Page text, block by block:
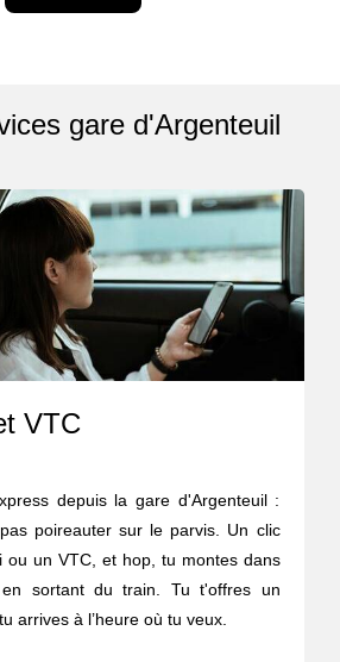
gare d'Argenteuil
VTC
depuis la gare d'Argenteuil :
poireauter sur le parvis. Un clic
ou un VTC, et hop, tu montes dans
sortant du train. Tu t'offres un
arrives à l’heure où tu veux.